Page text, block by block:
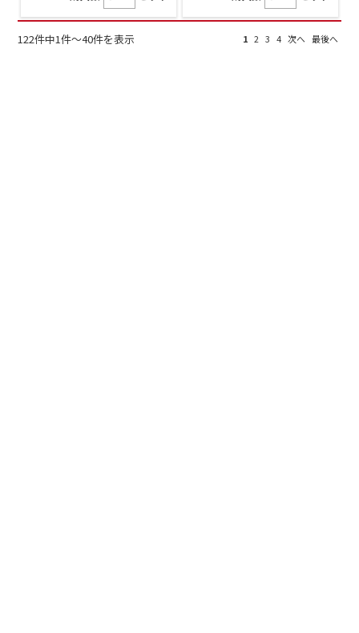
122件中1件～40件を表示 1 2 3 4 次へ 最後へ